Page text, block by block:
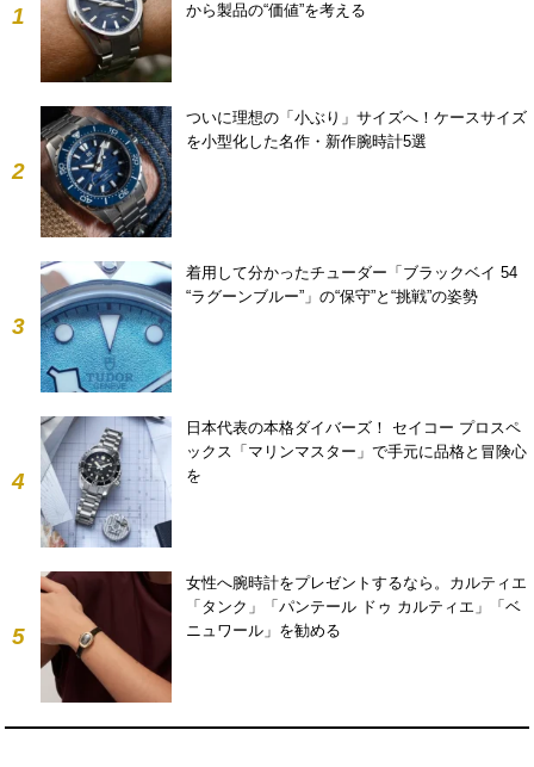
1
から製品の“価値”を考える
2
ついに理想の「小ぶり」サイズへ！ケースサイズ
を小型化した名作・新作腕時計5選
3
着用して分かったチューダー「ブラックベイ 54
“ラグーンブルー”」の“保守”と“挑戦”の姿勢
4
日本代表の本格ダイバーズ！ セイコー プロスペ
ックス「マリンマスター」で手元に品格と冒険心
を
5
女性へ腕時計をプレゼントするなら。カルティエ
「タンク」「パンテール ドゥ カルティエ」「ベ
ニュワール」を勧める